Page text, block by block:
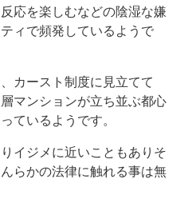
応を楽しむなどの陰湿な嫌
ィで頻発しているようで
カースト制度に見立てて
マンションが立ち並ぶ都心
ているようです。
イジメに近いこともありそ
らかの法律に触れる事は無